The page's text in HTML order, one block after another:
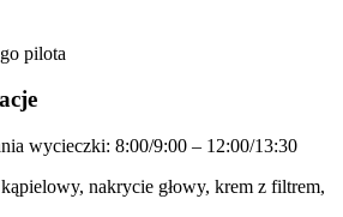
pilota
wycieczki: 8:00/9:00 – 12:00/13:30
nakrycie głowy, krem z filtrem,